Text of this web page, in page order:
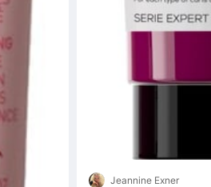
Jeannine Exner